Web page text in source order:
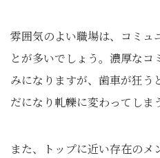
雰囲気のよい職場は、コミュ
とが多いでしょう。濃厚な
みになりますが、歯車が狂う
だになり軋轢に変わってしま
また、トップに近い存在のメ